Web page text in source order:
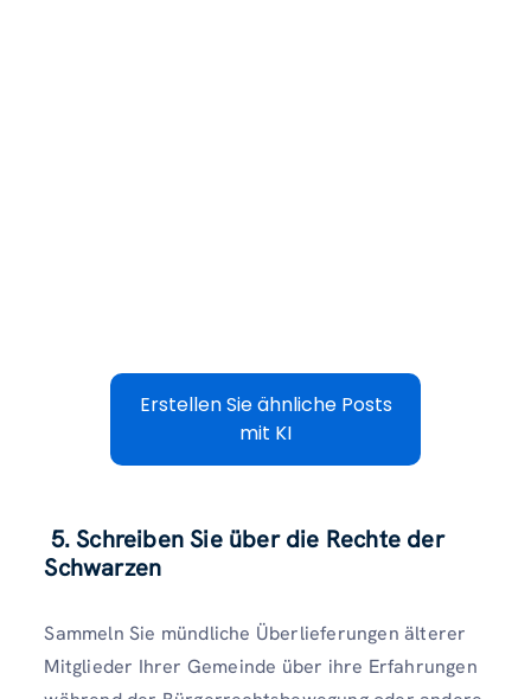
Erstellen Sie ähnliche Posts
mit KI
5. Schreiben Sie über die Rechte der
Schwarzen
Sammeln Sie mündliche Überlieferungen älterer
Mitglieder Ihrer Gemeinde über ihre Erfahrungen